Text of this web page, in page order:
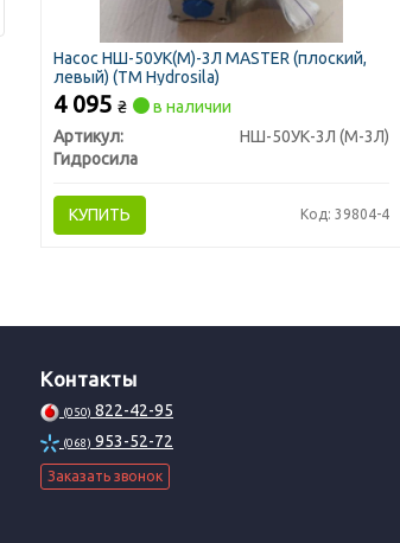
Насос НШ-50УК(М)-3Л MASTER (плоский,
левый) (ТМ Hydrosila)
4 095 ₴
в наличии
Артикул:
НШ-50УК-3Л (М-3Л)
Гидросила
КУПИТЬ Код: 39804-4
Контакты
(050) 822-42-95
(068) 953-52-72
Заказать звонок